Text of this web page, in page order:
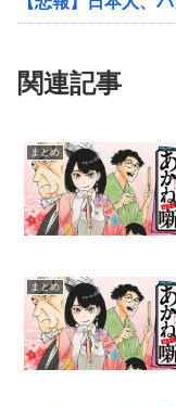
関連記事
まとめ
まとめ